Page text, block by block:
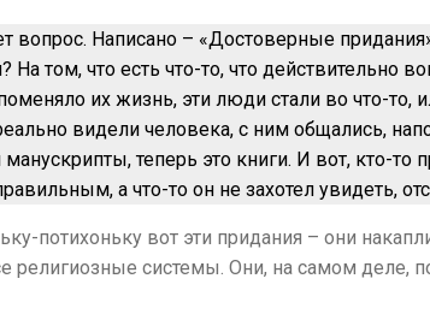
вопрос. Написано – «Достоверные
На том, что есть что-то, что
их жизнь, эти люди стали во что-
видели человека, с ним общались,
теперь это книги. И вот, кто-то
а что-то он не захотел увидеть,
потихоньку вот эти придания – они
религиозные системы. Они, на самом деле,